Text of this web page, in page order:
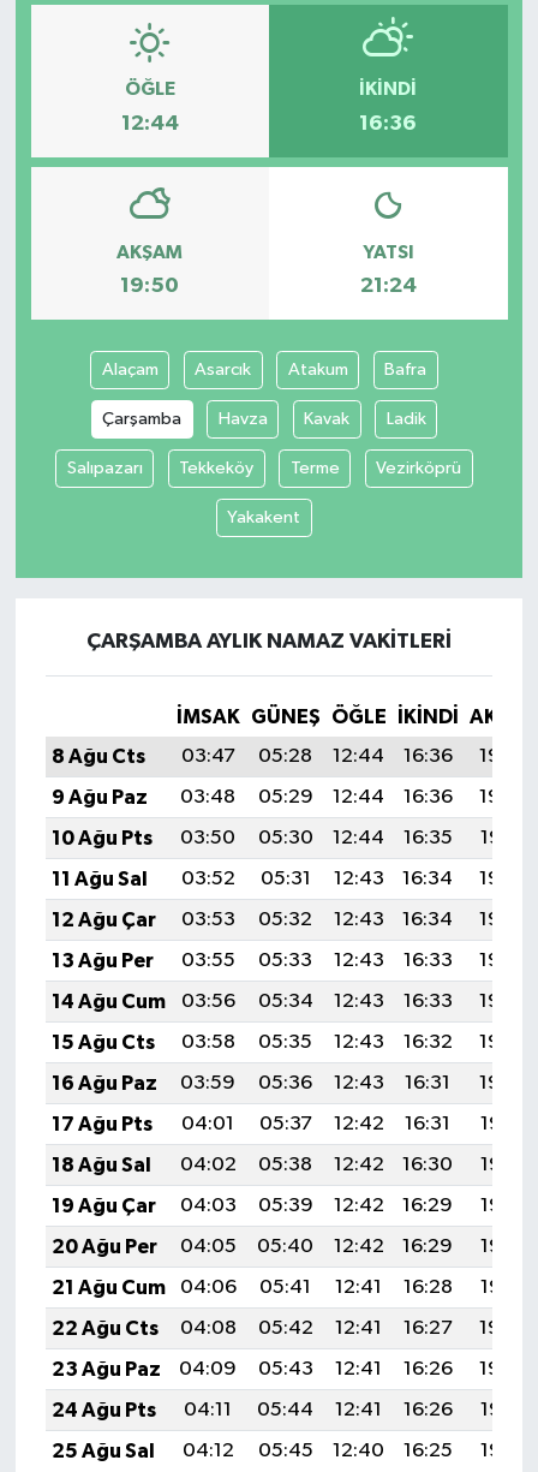
ÖĞLE
12:44
İKINDI
16:36
AKŞAM
19:50
YATSI
21:24
Alaçam Asarcık Atakum Bafra
Çarşamba Havza Kavak Ladik
Salıpazarı Tekkeköy Terme Vezirköprü
Yakakent
ÇARŞAMBA AYLIK NAMAZ VAKITLERI
İMSAK GÜNEŞ ÖĞLE İKINDI
8 Ağu Cts
03:47 05:28 12:44 16:36
19:50
9 Ağu Paz
03:48 05:29 12:44 16:36
19:48
10 Ağu Pts
03:50 05:30 12:44 16:35
19:47
11 Ağu Sal
03:52 05:31 12:43 16:34
19:46
12 Ağu Çar
03:53 05:32 12:43 16:34
19:44
13 Ağu Per
03:55 05:33 12:43 16:33
19:43
14 Ağu Cum
03:56 05:34 12:43 16:33
19:42
15 Ağu Cts
03:58 05:35 12:43 16:32
19:40
16 Ağu Paz
03:59 05:36 12:43 16:31
19:39
17 Ağu Pts
04:01 05:37 12:42 16:31
19:37
18 Ağu Sal
04:02 05:38 12:42 16:30
19:36
19 Ağu Çar
04:03 05:39 12:42 16:29
19:35
20 Ağu Per
04:05 05:40 12:42 16:29
19:33
21 Ağu Cum
04:06 05:41 12:41 16:28
19:32
22 Ağu Cts
04:08 05:42 12:41 16:27
19:30
23 Ağu Paz
04:09 05:43 12:41 16:26
19:29
24 Ağu Pts
04:11 05:44 12:41 16:26
19:27
25 Ağu Sal
04:12 05:45 12:40 16:25 19:25